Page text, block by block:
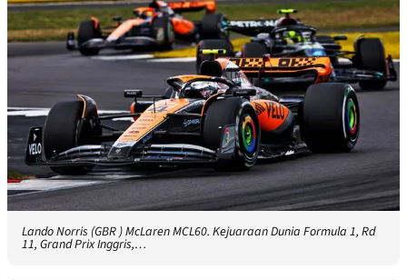
Lando Norris (GBR ) McLaren MCL60. Kejuaraan Dunia Formula 1, Rd
11, Grand Prix Inggris,…